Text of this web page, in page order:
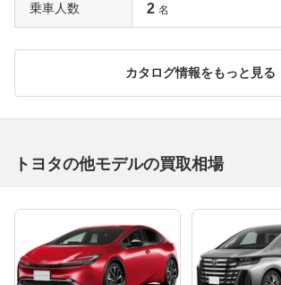
乗車人数 2 名
カタログ情報をもっと見る
トヨタの他モデルの買取相場